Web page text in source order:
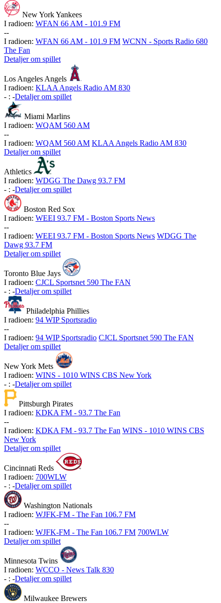
New York Yankees
I radioen: WFAN 66 AM - 101.9 FM
--
I radioen: WFAN 66 AM - 101.9 FM WCNN - Sports Radio 680
The Fan
Detaljer om spillet
Los Angeles Angels
I radioen: KLAA Angels Radio AM 830
- : -Detaljer om spillet
Miami Marlins
I radioen: WQAM 560 AM
--
I radioen: WQAM 560 AM KLAA Angels Radio AM 830
Detaljer om spillet
Athletics
I radioen: WDGG The Dawg 93.7 FM
- : -Detaljer om spillet
Boston Red Sox
I radioen: WEEI 93.7 FM - Boston Sports News
--
I radioen: WEEI 93.7 FM - Boston Sports News WDGG The
Dawg 93.7 FM
Detaljer om spillet
Toronto Blue Jays
I radioen: CJCL Sportsnet 590 The FAN
- : -Detaljer om spillet
Philadelphia Phillies
I radioen: 94 WIP Sportsradio
--
I radioen: 94 WIP Sportsradio CJCL Sportsnet 590 The FAN
Detaljer om spillet
New York Mets
I radioen: WINS - 1010 WINS CBS New York
- : -Detaljer om spillet
Pittsburgh Pirates
I radioen: KDKA FM - 93.7 The Fan
--
I radioen: KDKA FM - 93.7 The Fan WINS - 1010 WINS CBS
New York
Detaljer om spillet
Cincinnati Reds
I radioen: 700WLW
- : -Detaljer om spillet
Washington Nationals
I radioen: WJFK-FM - The Fan 106.7 FM
--
I radioen: WJFK-FM - The Fan 106.7 FM 700WLW
Detaljer om spillet
Minnesota Twins
I radioen: WCCO - News Talk 830
- : -Detaljer om spillet
Milwaukee Brewers